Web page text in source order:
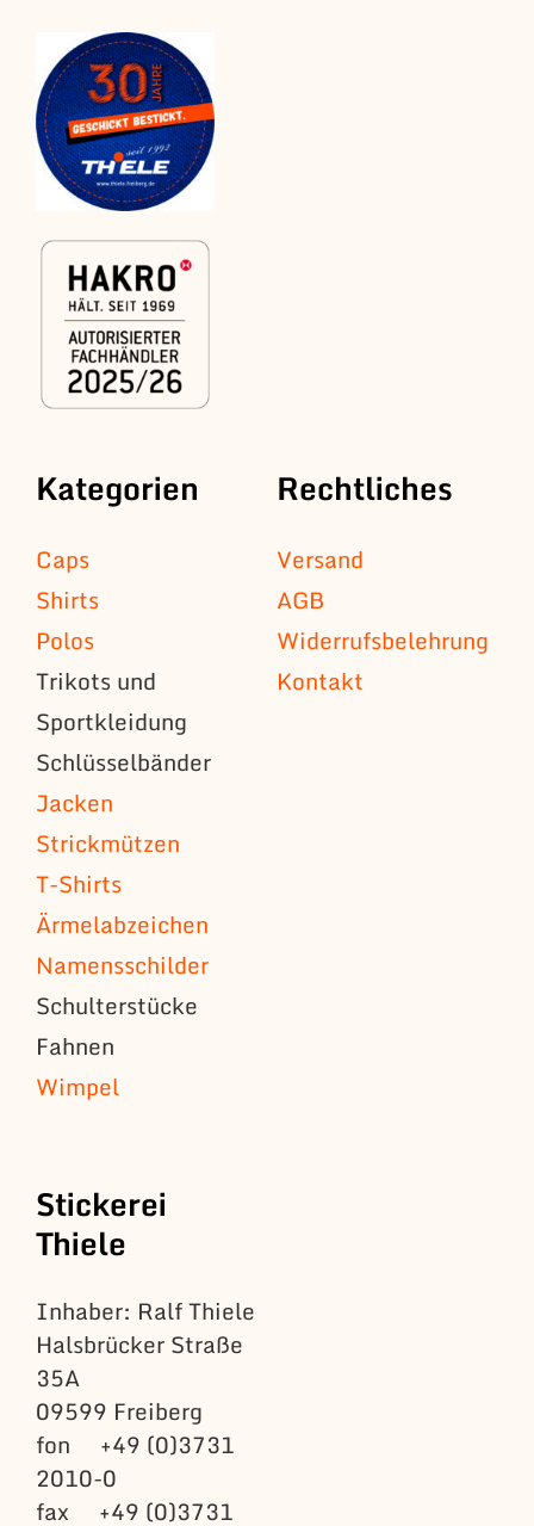
Kategorien
Caps
Shirts
Polos
Trikots und
Sportkleidung
Schlüsselbänder
Jacken
Strickmützen
T-Shirts
Ärmelabzeichen
Namensschilder
Schulterstücke
Fahnen
Wimpel
Rechtliches
Versand
AGB
Widerrufsbelehrung
Kontakt
Stickerei
Thiele
Inhaber: Ralf Thiele
Halsbrücker Straße
35A
09599 Freiberg
fon +49 (0)3731
2010-0
fax +49 (0)3731